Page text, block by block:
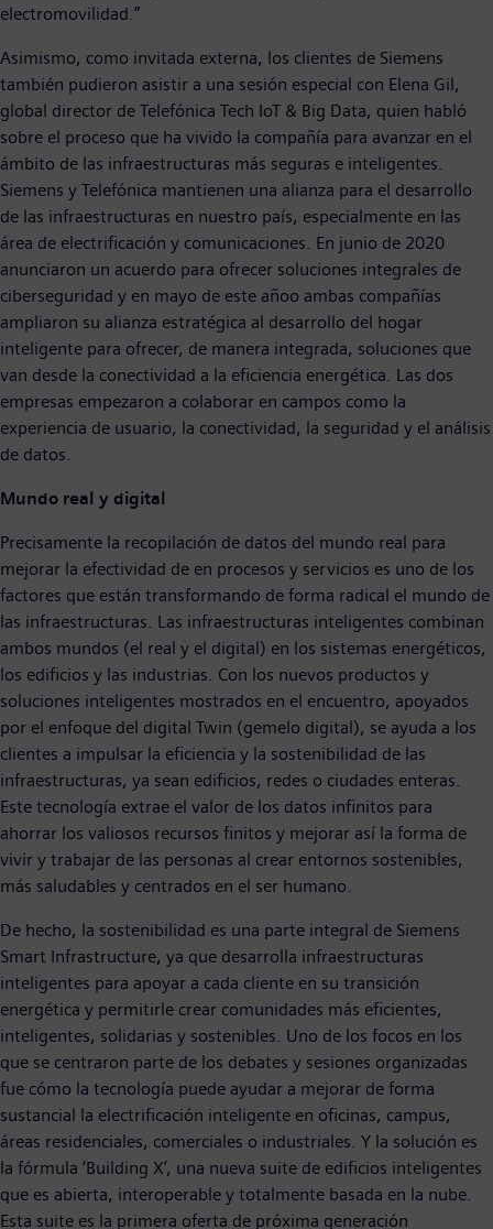
electromovilidad.”
Asimismo, como invitada externa, los clientes de Siemens
también pudieron asistir a una sesión especial con Elena Gil,
global director de Telefónica Tech IoT & Big Data, quien habló
sobre el proceso que ha vivido la compañía para avanzar en el
ámbito de las infraestructuras más seguras e inteligentes.
Siemens y Telefónica mantienen una alianza para el desarrollo
de las infraestructuras en nuestro país, especialmente en las
área de electrificación y comunicaciones. En junio de 2020
anunciaron un acuerdo para ofrecer soluciones integrales de
ciberseguridad y en mayo de este añoo ambas compañías
ampliaron su alianza estratégica al desarrollo del hogar
inteligente para ofrecer, de manera integrada, soluciones que
van desde la conectividad a la eficiencia energética. Las dos
empresas empezaron a colaborar en campos como la
experiencia de usuario, la conectividad, la seguridad y el análisis
de datos.
Mundo real y digital
Precisamente la recopilación de datos del mundo real para
mejorar la efectividad de en procesos y servicios es uno de los
factores que están transformando de forma radical el mundo de
las infraestructuras. Las infraestructuras inteligentes combinan
ambos mundos (el real y el digital) en los sistemas energéticos,
los edificios y las industrias. Con los nuevos productos y
soluciones inteligentes mostrados en el encuentro, apoyados
por el enfoque del digital Twin (gemelo digital), se ayuda a los
clientes a impulsar la eficiencia y la sostenibilidad de las
infraestructuras, ya sean edificios, redes o ciudades enteras.
Este tecnología extrae el valor de los datos infinitos para
ahorrar los valiosos recursos finitos y mejorar así la forma de
vivir y trabajar de las personas al crear entornos sostenibles,
más saludables y centrados en el ser humano.
De hecho, la sostenibilidad es una parte integral de Siemens
Smart Infrastructure, ya que desarrolla infraestructuras
inteligentes para apoyar a cada cliente en su transición
energética y permitirle crear comunidades más eficientes,
inteligentes, solidarias y sostenibles. Uno de los focos en los
que se centraron parte de los debates y sesiones organizadas
fue cómo la tecnología puede ayudar a mejorar de forma
sustancial la electrificación inteligente en oficinas, campus,
áreas residenciales, comerciales o industriales. Y la solución es
la fórmula ‘Building X’, una nueva suite de edificios inteligentes
que es abierta, interoperable y totalmente basada en la nube.
Esta suite es la primera oferta de próxima generación